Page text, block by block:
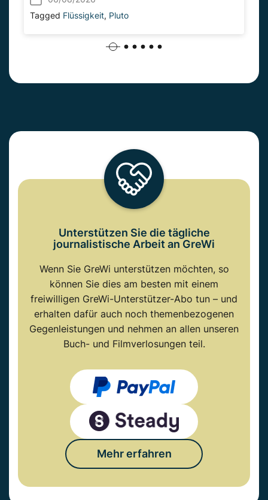
Tagged Flüssigkeit, Pluto
Unterstützen Sie die tägliche
journalistische Arbeit an GreWi
Wenn Sie GreWi unterstützen möchten, so
können Sie dies am besten mit einem
freiwilligen GreWi-Unterstützer-Abo tun – und
erhalten dafür auch noch themenbezogenen
Gegenleistungen und nehmen an allen unseren
Buch- und Filmverlosungen teil.
Mehr erfahren